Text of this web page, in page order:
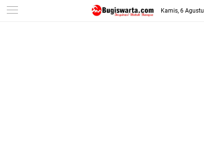
-->
Kamis, 6